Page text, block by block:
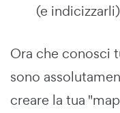
(e
Ora che conosci
sono
creare la tua